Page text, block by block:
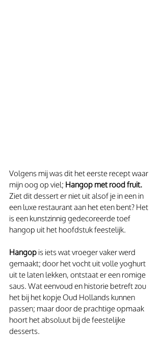
Volgens mij was dit het eerste recept waar
mijn oog op viel; Hangop met rood fruit.
Ziet dit dessert er niet uit alsof je in een in
een luxe restaurant aan het eten bent? Het
is een kunstzinnig gedecoreerde toef
hangop uit het hoofdstuk feestelijk.
Hangop is iets wat vroeger vaker werd
gemaakt; door het vocht uit volle yoghurt
uit te laten lekken, ontstaat er een romige
saus. Wat eenvoud en historie betreft zou
het bij het kopje Oud Hollands kunnen
passen; maar door de prachtige opmaak
hoort het absoluut bij de feestelijke
desserts.